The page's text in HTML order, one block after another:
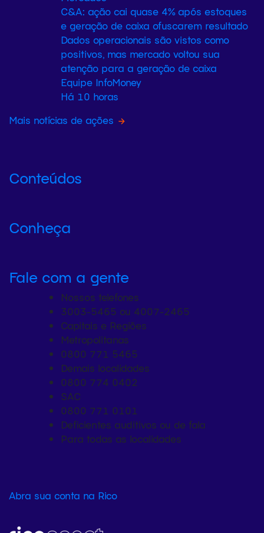
C&A: ação cai quase 4% após estoques
e geração de caixa ofuscarem resultado
Dados operacionais são vistos como
positivos, mas mercado voltou sua
atenção para a geração de caixa
Equipe InfoMoney
Há 10 horas
Mais notícias de ações
Conteúdos
Conheça
Fale com a gente
Nossos telefones
3003-5465 ou 4007-2465
Capitais e Regiões
Metropolitanas
0800 771 5465
Demais localidades
0800 774 0402
SAC
0800 771 0101
Deficientes auditivos ou de fala
Para todas as localidades
Abra sua conta na Rico